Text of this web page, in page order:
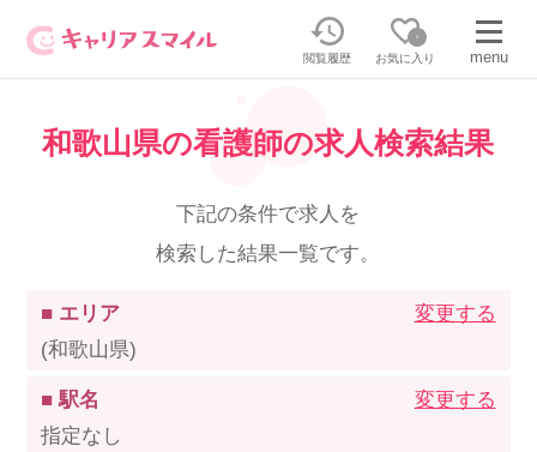
閲覧履歴
0
お気に入り menu
無料相談・お問い合わせはこちら
無料転職相談・お問い合わせの内容を
正社員／パートで働く
派遣で働く
正社員・パートの求人を探す
和歌山県の看護師の求人検索結果
下記の条件で求人を
検索した結果一覧です。
■ エリア
(和歌山県)
変更する
■ 駅名
指定なし
変更する